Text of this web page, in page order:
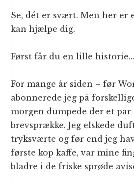
Se, dét er svært. Men her er
kan hjælpe dig.
Først får du en lille historie…
For mange år siden – før
abonnerede jeg på
morgen dumpede der et
brevsprække. Jeg elskede
tryksværte og før end jeg
første kop kaffe, var mine
bladre i de friske sprøde